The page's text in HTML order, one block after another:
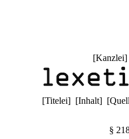
[Kanzlei
[Titelei] [Inhalt] [
§